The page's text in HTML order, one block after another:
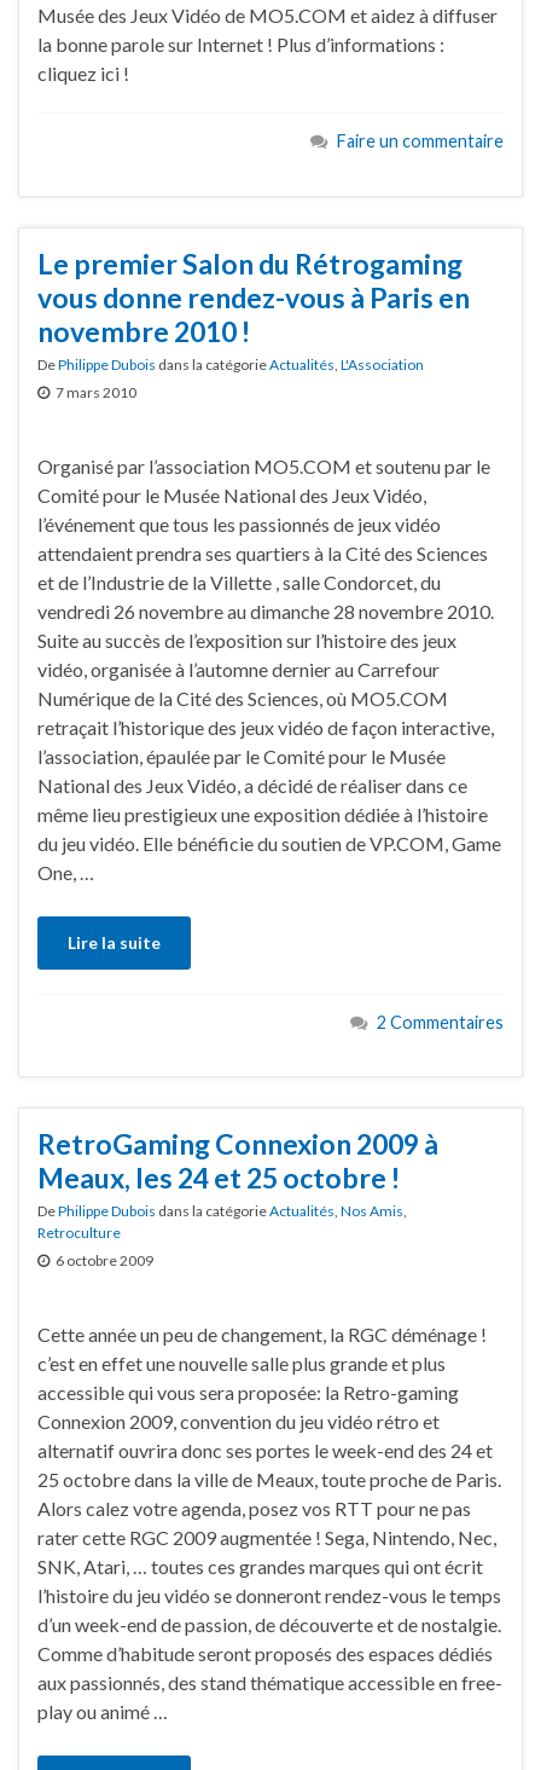
Musée des Jeux Vidéo de MO5.COM et aidez à diffuser
la bonne parole sur Internet ! Plus d’informations :
cliquez ici !
Faire un commentaire
Le premier Salon du Rétrogaming
vous donne rendez-vous à Paris en
novembre 2010 !
DePhilippe Dubois dans la catégorieActualités L'Association
7 mars 2010
Organisé par l’association MO5.COM et soutenu par le
Comité pour le Musée National des Jeux Vidéo,
l’événement que tous les passionnés de jeux vidéo
attendaient prendra ses quartiers à la Cité des Sciences
et de l’Industrie de la Villette , salle Condorcet, du
vendredi 26 novembre au dimanche 28 novembre 2010.
Suite au succès de l’exposition sur l’histoire des jeux
vidéo, organisée à l’automne dernier au Carrefour
Numérique de la Cité des Sciences, où MO5.COM
retraçait l’historique des jeux vidéo de façon interactive,
l’association, épaulée par le Comité pour le Musée
National des Jeux Vidéo, a décidé de réaliser dans ce
même lieu prestigieux une exposition dédiée à l’histoire
du jeu vidéo. Elle bénéficie du soutien de VP.COM, Game
One, …
Lire la suite
2 Commentaires
RetroGaming Connexion 2009 à
Meaux, les 24 et 25 octobre !
DePhilippe Dubois dans la catégorieActualités, Nos Amis,
Retroculture
6 octobre 2009
Cette année un peu de changement, la RGC déménage !
c’est en effet une nouvelle salle plus grande et plus
accessible qui vous sera proposée: la Retro-gaming
Connexion 2009, convention du jeu vidéo rétro et
alternatif ouvrira donc ses portes le week-end des 24 et
25 octobre dans la ville de Meaux, toute proche de Paris.
Alors calez votre agenda, posez vos RTT pour ne pas
rater cette RGC 2009 augmentée ! Sega, Nintendo, Nec,
SNK, Atari, … toutes ces grandes marques qui ont écrit
l’histoire du jeu vidéo se donneront rendez-vous le temps
d’un week-end de passion, de découverte et de nostalgie.
Comme d’habitude seront proposés des espaces dédiés
aux passionnés, des stand thématique accessible en free-
play ou animé …